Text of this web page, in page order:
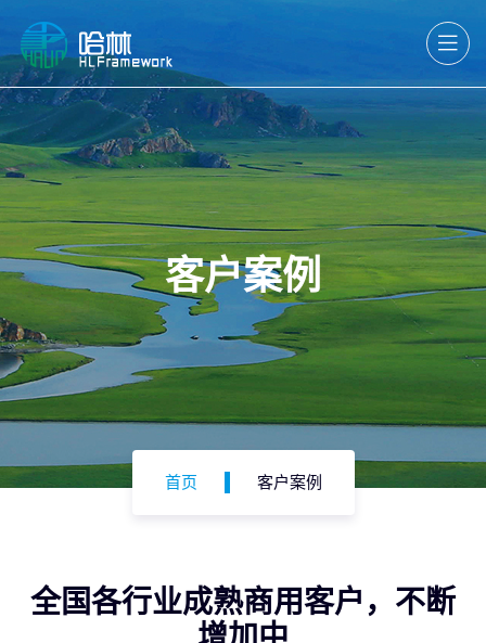
客户案例
首页 客户案例
全国各行业成熟商用客户，不断